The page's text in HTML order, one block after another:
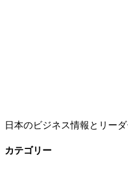
日本のビジネス情報とリー
カテゴリー